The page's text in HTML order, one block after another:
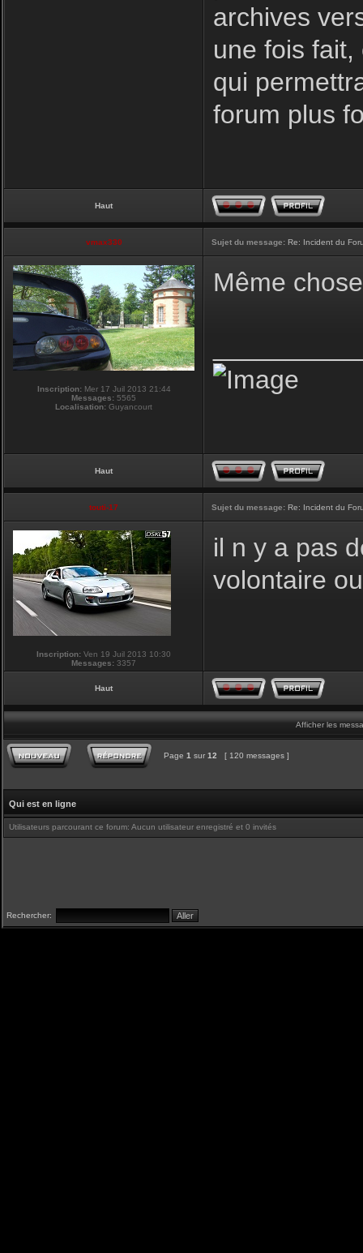
archives
une fois
qui
forum plus
Haut
vmax330 Sujet du message: Re: Incident du
Inscription:Mer 17 Juil 2013 21:44
Messages: 5565
Localisation: Guyancourt
Même
Haut
touti-17 Sujet du message: Re: Incident du
Inscription: Ven 19 Juil 2013 10:30
Messages: 3357
il n y a pas
volontaire
Haut
Afficher les
Page 1 sur 12 [ 120 messages ]
Qui est en ligne
Utilisateurs parcourant ce forum: Aucun utilisateur enregistré et 0 invités
Rechercher: